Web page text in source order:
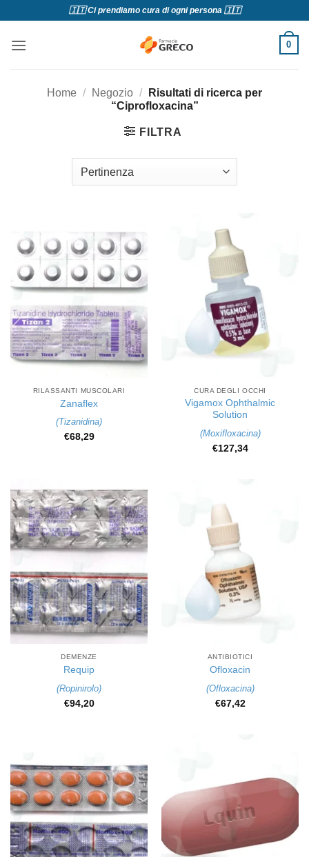
contenuti
🇮🇹 Ci prendiamo cura di ogni persona 🇮🇹
0
Home / Negozio /
Risultati di ricerca per
“Ciprofloxacina”
FILTRA
RILASSANTI MUSCOLARI
Zanaflex
(Tizanidina)
€68,29
CURA DEGLI OCCHI
Vigamox Ophthalmic
Solution
(Moxifloxacina)
€127,34
DEMENZE
Requip
(Ropinirolo)
€94,20
ANTIBIOTICI
Ofloxacin
(Ofloxacina)
€67,42